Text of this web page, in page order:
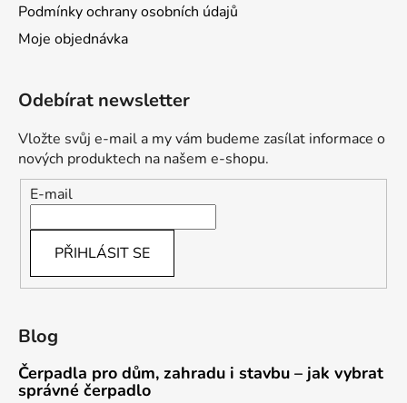
Podmínky ochrany osobních údajů
Moje objednávka
Odebírat newsletter
Vložte svůj e-mail a my vám budeme zasílat informace o
nových produktech na našem e-shopu.
E-mail
PŘIHLÁSIT SE
Blog
Čerpadla pro dům, zahradu i stavbu – jak vybrat
správné čerpadlo